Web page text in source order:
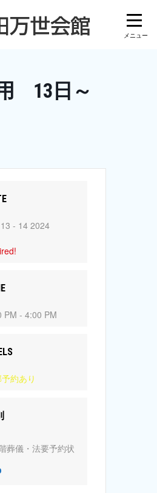
13日～
- 14 2024
PM - 4:00 PM
約あり
葬儀・法要予約状